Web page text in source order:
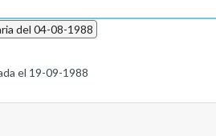
del 04-08-1988
el 19-09-1988